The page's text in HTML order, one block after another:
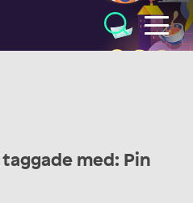
med: Pin